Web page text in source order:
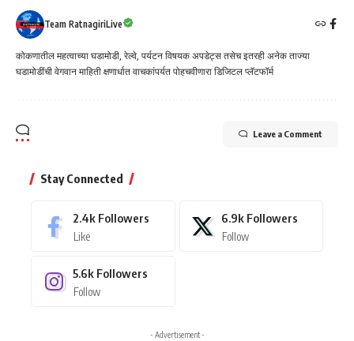
Team RatnagiriLive
कोकणातील महत्वाच्या घडामोडी, रेल्वे, पर्यटन विषयक अपडेट्स तसेच इतरही अनेक ताज्या
घडामोडींची वेगवान माहिती क्षणार्धात वाचकांपर्यत पोहचवीणारा डिजिटल प्लॅटफॉर्म
Leave a Comment
Stay Connected
2.4k Followers
Like
6.9k Followers
Follow
5.6k Followers
Follow
- Advertisement -